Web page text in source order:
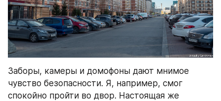
Заборы, камеры и домофоны дают мнимое
чувство безопасности. Я, например, смог
спокойно пройти во двор. Настоящая же